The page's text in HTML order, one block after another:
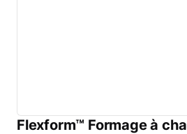
Flexform™ Formage à